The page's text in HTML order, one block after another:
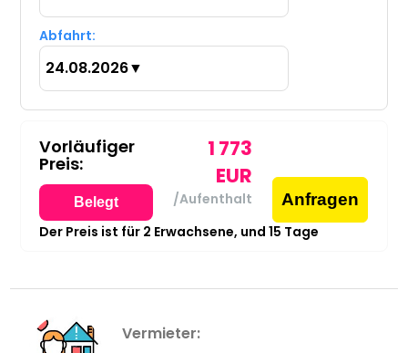
Abfahrt:
24.08.2026▼
Vorläufiger
Preis:
Belegt
1 773
EUR
/Aufenthalt Anfragen
Der Preis ist für 2 Erwachsene, und 15 Tage
Vermieter: